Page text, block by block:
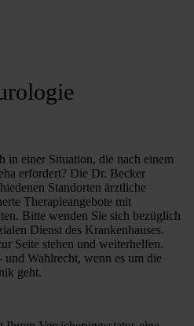
in einer Situation, die nach einem
erfordert? Die Dr. Becker
Standorten ärztliche
Therapieangebote mit
Bitte wenden Sie sich bezüglich
Dienst des Krankenhauses.
Seite stehen und weiterhelfen.
und Wahlrecht, wenn es um die
geht.